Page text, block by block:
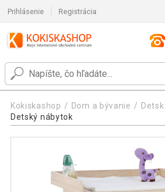
Prihlásenie Registrácia
Kokiskashop Dom a bývanie
Detský nábytok